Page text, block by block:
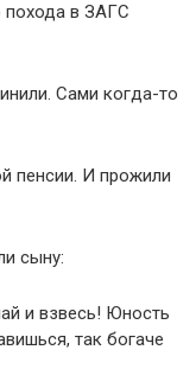
похода в ЗАГС
Сами когда-то
пенсии. И прожили
сыну:
и взвесь! Юность
так богаче